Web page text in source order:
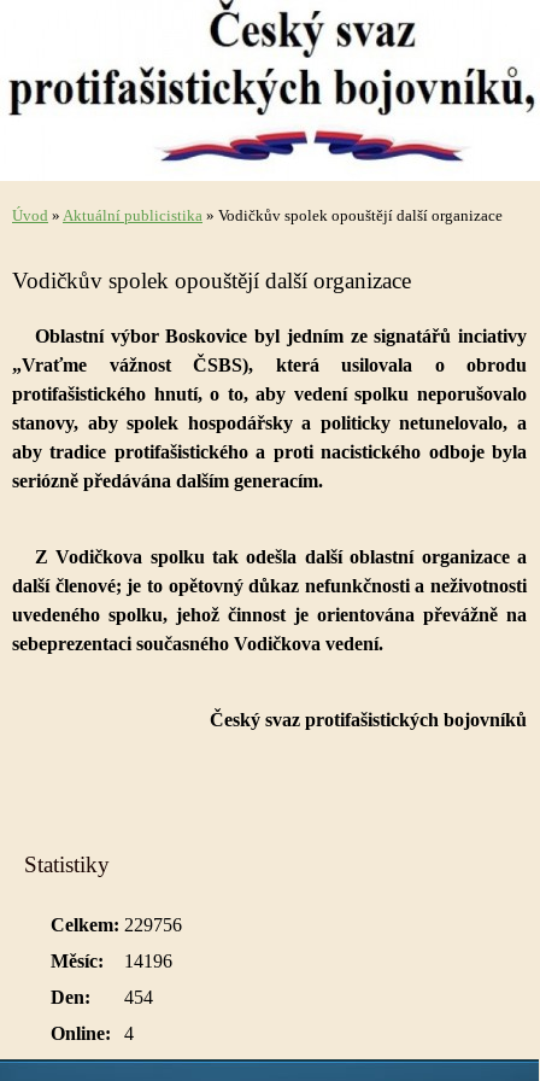
Úvod » Aktuální publicistika » Vodičkův spolek opouštějí další organizace
Vodičkův spolek opouštějí další organizace
Oblastní výbor Boskovice byl jedním ze signatářů inciativy
„Vraťme vážnost ČSBS), která usilovala o obrodu
protifašistického hnutí, o to, aby vedení spolku neporušovalo
stanovy, aby spolek hospodářsky a politicky netunelovalo, a
aby tradice protifašistického a proti nacistického odboje byla
seriózně předávána dalším generacím.
Z Vodičkova spolku tak odešla další oblastní organizace a
další členové; je to opětovný důkaz nefunkčnosti a neživotnosti
uvedeného spolku, jehož činnost je orientována převážně na
sebeprezentaci současného Vodičkova vedení.
Český svaz protifašistických bojovníků
Statistiky
Online: 4
Celkem: 229756
Měsíc:
14196
Den:
454